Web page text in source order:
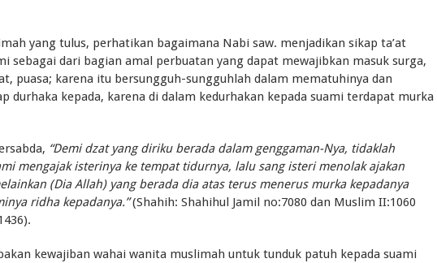
yang tulus, perhatikan bagaimana Nabi saw. menjadikan sikap ta’at
sebagai dari bagian amal perbuatan yang dapat mewajibkan masuk surga,
puasa; karena itu bersungguh-sungguhlah dalam mematuhinya dan
durhaka kepada, karena di dalam kedurhakan kepada suami terdapat murka
“Demi dzat yang diriku berada dalam genggaman-Nya, tidaklah
mengajak isterinya ke tempat tidurnya, lalu sang isteri menolak ajakan
(Dia Allah) yang berada dia atas terus menerus murka kepadanya
ridha kepadanya.”(Shahih: Shahihul Jamil no:7080 dan Muslim II:1060
kewajiban wahai wanita muslimah untuk tunduk patuh kepada suami